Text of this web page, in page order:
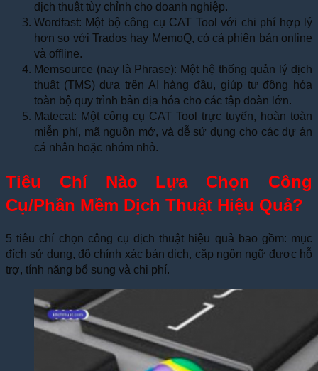
dịch thuật tùy chỉnh cho doanh nghiệp.
Wordfast: Một bộ công cụ CAT Tool với chi phí hợp lý
hơn so với Trados hay MemoQ, có cả phiên bản online
và offline.
Memsource (nay là Phrase): Một hệ thống quản lý dịch
thuật (TMS) dựa trên AI hàng đầu, giúp tự động hóa
toàn bộ quy trình bản địa hóa cho các tập đoàn lớn.
Matecat: Một công cụ CAT Tool trực tuyến, hoàn toàn
miễn phí, mã nguồn mở, và dễ sử dụng cho các dự án
cá nhân hoặc nhóm nhỏ.
Tiêu Chí Nào Lựa Chọn Công
Cụ/Phần Mềm Dịch Thuật Hiệu Quả?
5 tiêu chí chọn công cụ dịch thuật hiệu quả bao gồm: mục
đích sử dụng, độ chính xác bản dịch, cặp ngôn ngữ được hỗ
trợ, tính năng bổ sung và chi phí.